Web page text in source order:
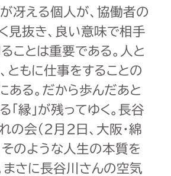
冴える個人が、協働者の
見抜き、良い意味で相手
ことは重要である。人と
ともに仕事をすることの
ある。だから歩んだあと
「縁」が残ってゆく。長谷
の会（2月2日、大阪・綿
そのような人生の本質を
まさに長谷川さんの空気